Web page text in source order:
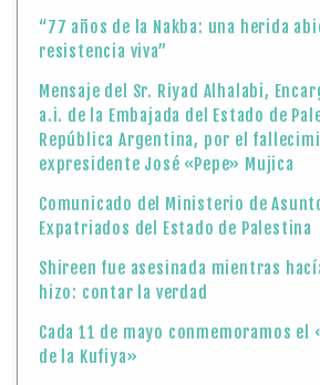
“77 años de la Nakba: una herida
resistencia viva”
Mensaje del Sr. Riyad Alhalabi,
a.i. de la Embajada del Estado de
República Argentina, por el
expresidente José «Pepe» Mujica
Comunicado del Ministerio de
Expatriados del Estado de Palestina
Shireen fue asesinada mientras
hizo: contar la verdad
Cada 11 de mayo conmemoramos el
de la Kufiya»